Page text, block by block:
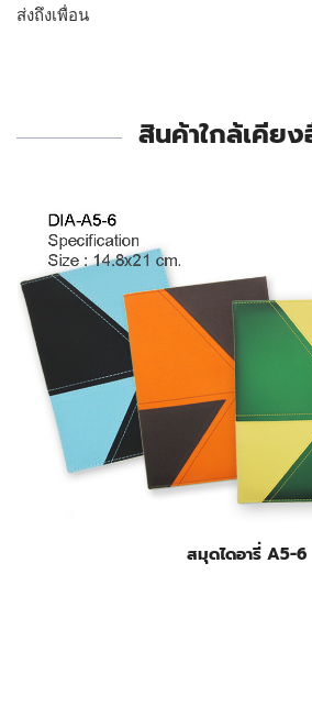
ส่งถึงเพื่อน
สินค้าใกล้เคีย
สมุดไดอารี่ A5-6